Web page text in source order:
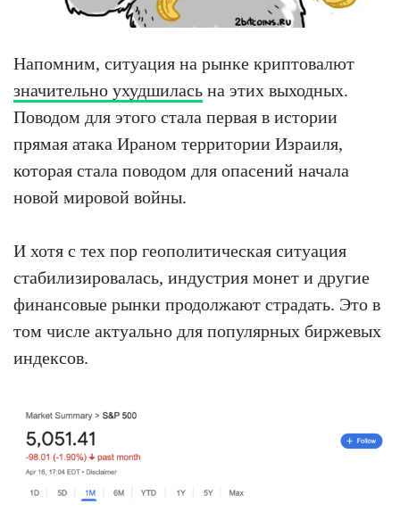
Напомним, ситуация на рынке криптовалют
значительно ухудшилась на этих выходных.
Поводом для этого стала первая в истории
прямая атака Ираном территории Израиля,
которая стала поводом для опасений начала
новой мировой войны.
И хотя с тех пор геополитическая ситуация
стабилизировалась, индустрия монет и другие
финансовые рынки продолжают страдать. Это в
том числе актуально для популярных биржевых
индексов.